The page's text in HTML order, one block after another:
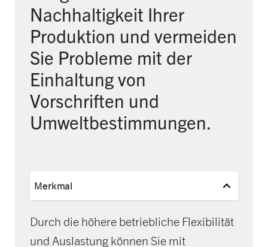
Nachhaltigkeit Ihrer
Produktion und vermeiden
Sie Probleme mit der
Einhaltung von
Vorschriften und
Umweltbestimmungen.
Merkmal
Durch die höhere betriebliche Flexibilität
und Auslastung können Sie mit